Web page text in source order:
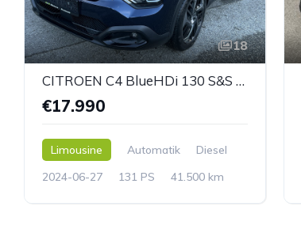
18
CITROEN C4 BlueHDi 130 S&S EAT8 PLUS
€17.990
Limousine Automatik
Diesel
2024-06-27
131 PS 41.500 km